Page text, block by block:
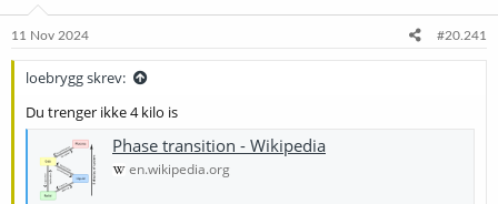
a
t
e
a
o
11 Nov 2024 #20.241
loebrygg skrev:
Du trenger ikke 4 kilo is
Phase transition - Wikipedia
en.wikipedia.org